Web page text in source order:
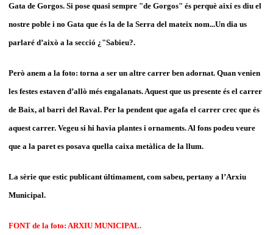
Gata de Gorgos. Si pose quasi sempre "de Gorgos" és perquè així es diu el
nostre poble i no Gata que és la de la Serra del mateix nom...Un dia us
parlaré d’això a la secció ¿"Sabieu?.
Però anem a la foto: torna a ser un altre carrer ben adornat. Quan venien
les festes estaven d’allò més engalanats. Aquest que us presente és el carrer
de Baix, al barri del Raval. Per la pendent que agafa el carrer crec que és
aquest carrer. Vegeu si hi havia plantes i ornaments. Al fons podeu veure
que a la paret es posava quella caixa metàlica de la llum.
La sèrie que estic publicant últimament, com sabeu, pertany a l’Arxiu
Municipal.
FONT de la foto: ARXIU MUNICIPAL.